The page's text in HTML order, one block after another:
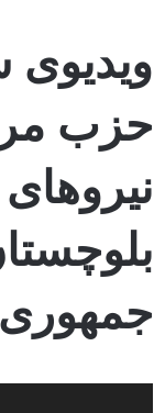
ویدیوی
حزب